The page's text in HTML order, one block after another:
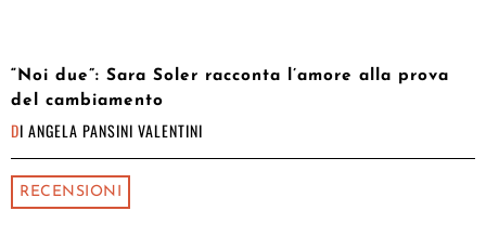
“Noi due”: Sara Soler racconta l’amore alla prova
del cambiamento
DI ANGELA PANSINI VALENTINI
RECENSIONI